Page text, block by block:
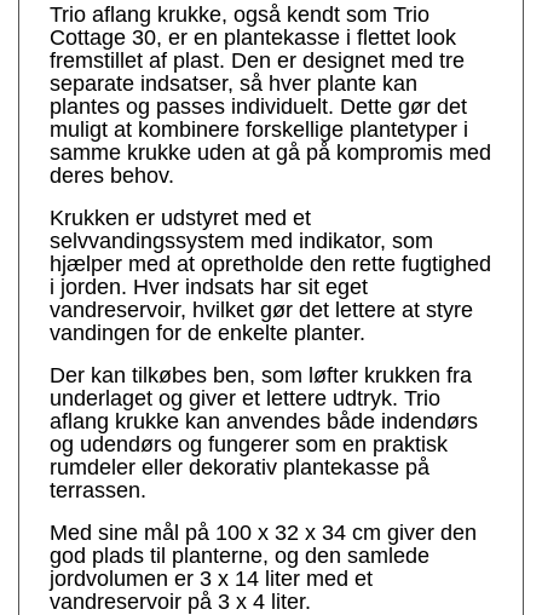
Trio aflang krukke, også kendt som Trio
Cottage 30, er en plantekasse i flettet look
fremstillet af plast. Den er designet med tre
separate indsatser, så hver plante kan
plantes og passes individuelt. Dette gør det
muligt at kombinere forskellige plantetyper i
samme krukke uden at gå på kompromis med
deres behov.
Krukken er udstyret med et
selvvandingssystem med indikator, som
hjælper med at opretholde den rette fugtighed
i jorden. Hver indsats har sit eget
vandreservoir, hvilket gør det lettere at styre
vandingen for de enkelte planter.
Der kan tilkøbes ben, som løfter krukken fra
underlaget og giver et lettere udtryk. Trio
aflang krukke kan anvendes både indendørs
og udendørs og fungerer som en praktisk
rumdeler eller dekorativ plantekasse på
terrassen.
Med sine mål på 100 x 32 x 34 cm giver den
god plads til planterne, og den samlede
jordvolumen er 3 x 14 liter med et
vandreservoir på 3 x 4 liter.